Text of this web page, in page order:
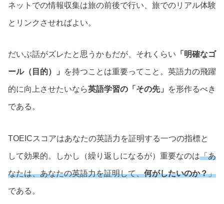
ネットでの情報収集は旅の前後で行い、旅でのリアル体験
とリンクさせればよい。
だいぶ話がズレたと思うかもだが、それくらい 「明確なゴ
ール（目的）」 を持つことは重要ってこと。英語力の飛躍
的に向上させたいなら英語学習の「その先」 を形作るべき
である。
TOEICスコアはあなたの英語力を証明する一つの指標と
して効果的。しかし（繰り返しになるが）重要なのは「あ
なたは、あなたの英語力を証明して、何がしたいのか？」
である。